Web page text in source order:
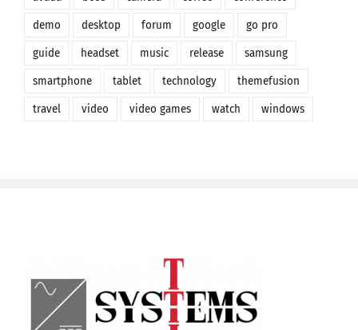
demo desktop forum google go pro
guide headset music release samsung
smartphone tablet technology themefusion
travel video video games watch windows